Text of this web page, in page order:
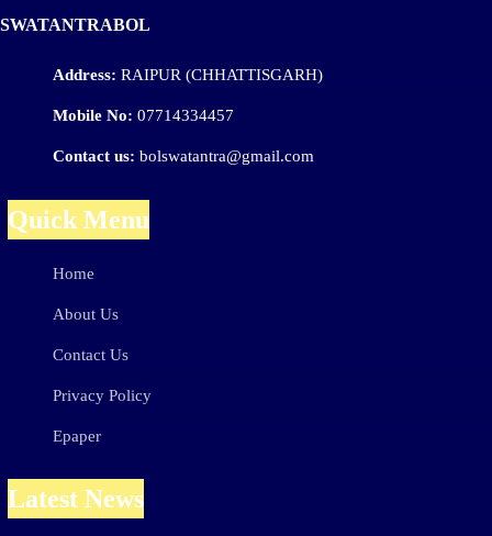
SWATANTRABOL
Address: RAIPUR (CHHATTISGARH)
Mobile No: 07714334457
Contact us: bolswatantra@gmail.com
Quick Menu
Home
About Us
Contact Us
Privacy Policy
Epaper
Latest News